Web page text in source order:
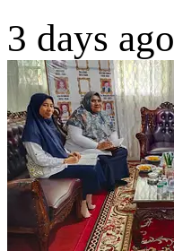
3 days ago